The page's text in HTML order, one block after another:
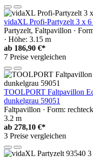
vidaXL Profi-Partyzelt 3 x
Partyzelt, Faltpavillon ·
· Höhe: 3.15 m
ab 186,90 €*
7 Preise vergleichen
TOOLPORT Faltpavillon
dunkelgrau 59051
Faltpavillon · Form:
3.2 m
ab 278,10 €*
3 Preise vergleichen